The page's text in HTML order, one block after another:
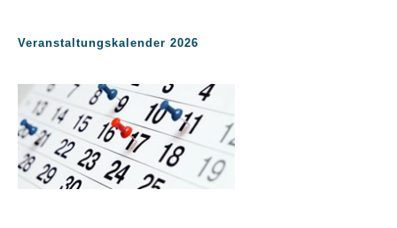
Veranstaltungskalender 2026